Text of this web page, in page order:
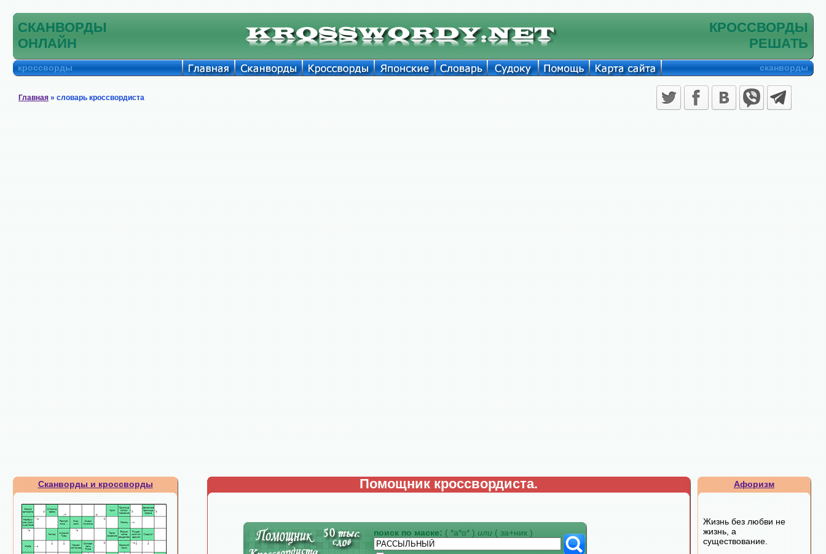
СКАНВОРДЫ
ОНЛАЙН
КРОССВОРДЫ
РЕШАТЬ
кроссворды сканворды
Главная » словарь кроссвордиста
Сканворды и кроссворды Помощник кроссвордиста.
поиск по маске: ( *а*о* ) или ( за+ник )
Афоризм
Жизнь без любви не
жизнь, а
существование.